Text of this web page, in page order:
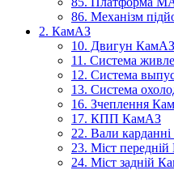
86. Механізм
2. КамАЗ
10. Двигун КамАЗ
11. Система
12. Система
13. Система
16. Зчеплення
17. КПП КамАЗ
22. Вали
23. Міст
24. Міст задній